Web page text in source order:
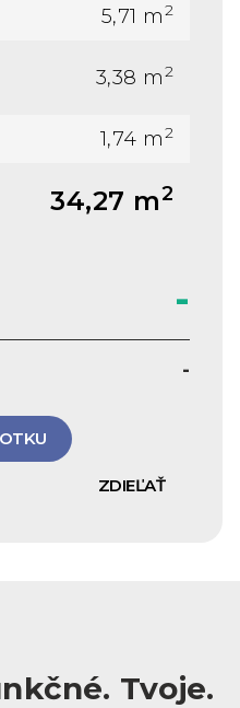
5,71 m2
3,38 m2
1,74 m2
34,27 m2
-
-
ZDIEĽAŤ
Tvoje.